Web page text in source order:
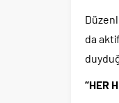
da
“HER